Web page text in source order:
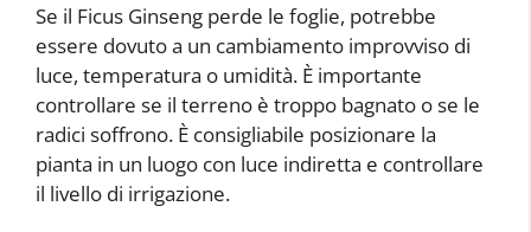
Se il Ficus Ginseng perde le foglie, potrebbe
essere dovuto a un cambiamento improvviso di
luce, temperatura o umidità. È importante
controllare se il terreno è troppo bagnato o se le
radici soffrono. È consigliabile posizionare la
pianta in un luogo con luce indiretta e controllare
il livello di irrigazione.